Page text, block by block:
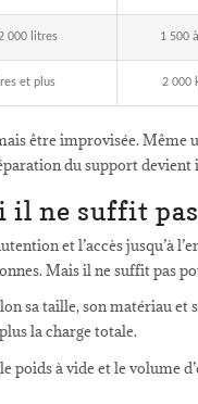
000 litres 1 500
et plus 2 000
être improvisée.
du support devient
il ne suffit pas
et l’accès jusqu’à
Mais il ne suffit pas
sa taille, son matériau
la charge totale.
à vide et le volume